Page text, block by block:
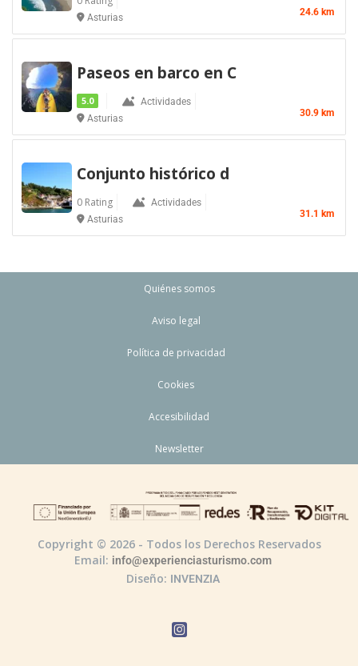
Asturias 24.6 km
Paseos en barco en C
5.0
Actividades
Asturias
30.9 km
Conjunto histórico d
0 Rating
Actividades
Asturias
31.1 km
Quiénes somos
Aviso legal
Política de privacidad
Cookies
Accesibilidad
Newsletter
Copyright © 2026 - Todos los Derechos Reservados
Email: info@experienciasturismo.com
Diseño: INVENZIA